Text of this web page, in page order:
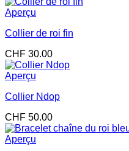
Aperçu
Collier de roi fin
CHF 30.00
Aperçu
Collier Ndop
CHF 50.00
Aperçu